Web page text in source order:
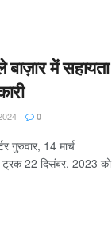
में सहायता
0
गुरुवार, 14 मार्च
ट्रक 22 दिसंबर, 2023 को